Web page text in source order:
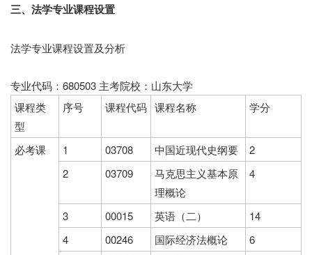
三、法学专业课程设置
法学专业课程设置及分析
专业代码：680503 主考院校：山东大学
课程类
型
序号 课程代码 课程名称 学分
必考课 1 03708 中国近现代史纲要
2
2
03709
马克思主义基本原
理概论
4
3 00015 英语（二）
14
4
00246 国际经济法概论
6